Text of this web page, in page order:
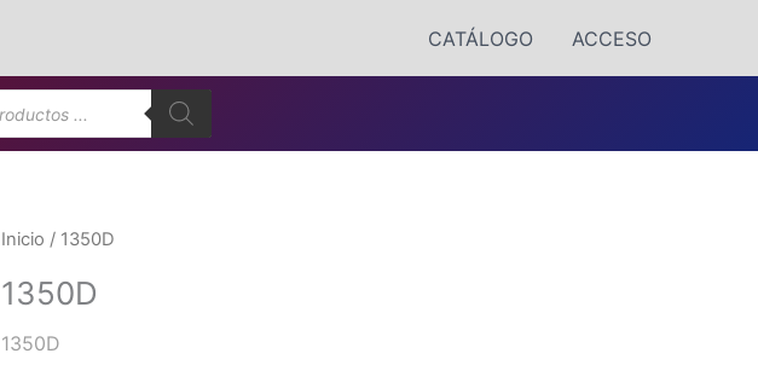
CATÁLOGO ACCESO
Inicio / 1350D
1350D
1350D